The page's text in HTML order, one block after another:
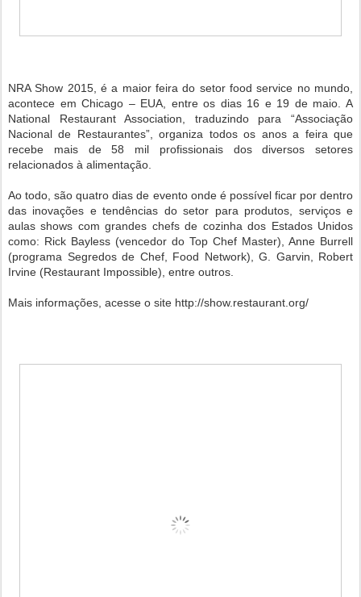
NRA Show 2015, é a maior feira do setor food service no mundo,
acontece em Chicago – EUA, entre os dias 16 e 19 de maio. A
National Restaurant Association, traduzindo para “Associação
Nacional de Restaurantes”, organiza todos os anos a feira que
recebe mais de 58 mil profissionais dos diversos setores
relacionados à alimentação.
Ao todo, são quatro dias de evento onde é possível ficar por dentro
das inovações e tendências do setor para produtos, serviços e
aulas shows com grandes chefs de cozinha dos Estados Unidos
como: Rick Bayless (vencedor do Top Chef Master), Anne Burrell
(programa Segredos de Chef, Food Network), G. Garvin, Robert
Irvine (Restaurant Impossible), entre outros.
Mais informações, acesse o site http://show.restaurant.org/